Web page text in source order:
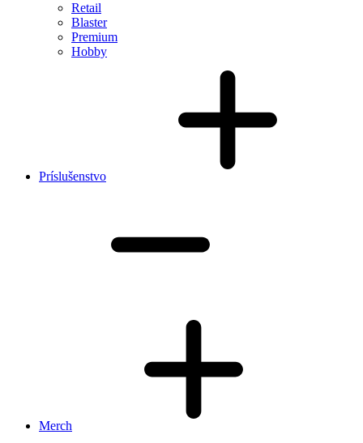
Retail
Blaster
Premium
Hobby
Príslušenstvo
Merch